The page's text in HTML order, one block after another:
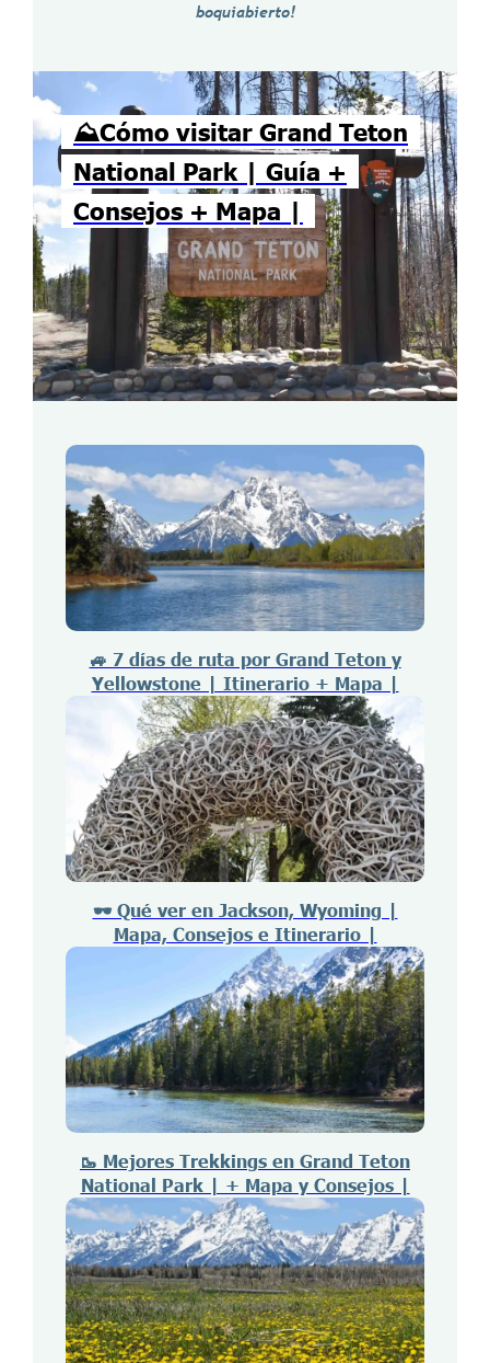
boquiabierto!
⛰️Cómo visitar Grand Teton
National Park | Guía +
Consejos + Mapa |
🚙 7 días de ruta por Grand Teton y
Yellowstone | Itinerario + Mapa |
🕶️ Qué ver en Jackson, Wyoming |
Mapa, Consejos e Itinerario |
🥾 Mejores Trekkings en Grand Teton
National Park | + Mapa y Consejos |